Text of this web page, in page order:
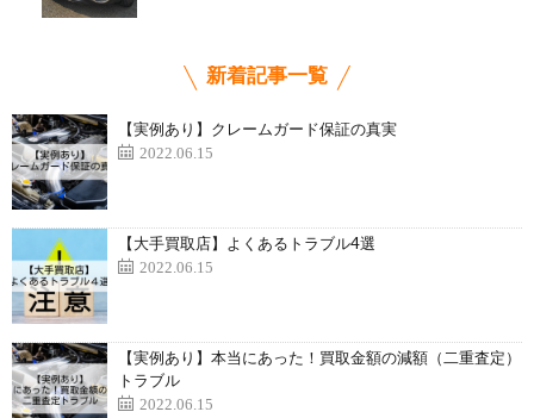
新着記事一覧
【実例あり】クレームガード保証の真実
2022.06.15
【大手買取店】よくあるトラブル4選
2022.06.15
【実例あり】本当にあった！買取金額の減額（二重査定）
トラブル
2022.06.15